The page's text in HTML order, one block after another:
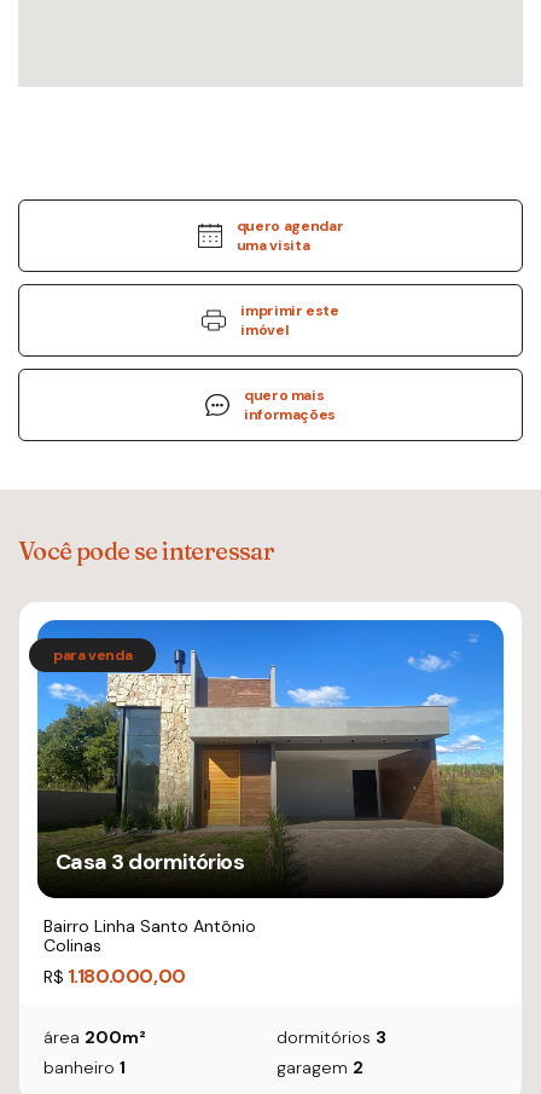
quero agendar
uma visita
imprimir este
imóvel
quero mais
informações
Você pode se interessar
Casa 3 dormitórios
Bairro Linha Santo Antônio
Colinas
R$ 1.180.000,00
área 200m² dormitórios 3
banheiro 1 garagem 2